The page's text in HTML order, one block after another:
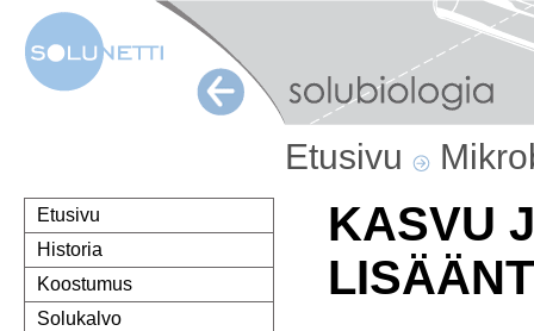
Etusivu
Etusivu
Historia
Koostumus
Solukalvo
KASVU